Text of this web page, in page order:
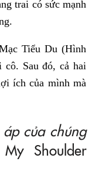
trai có sức mạnh
Tiểu Du (Hình
Sau đó, cả hai
ích của mình mà
của chúng
Shoulder